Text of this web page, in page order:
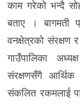
काम गरेको भन्दै
बताए । बागमती
वनक्षेत्रको संरक्षण
गाउँपालिका
संरक्षणसँगै आर्थिक
संकलित रकमलाई